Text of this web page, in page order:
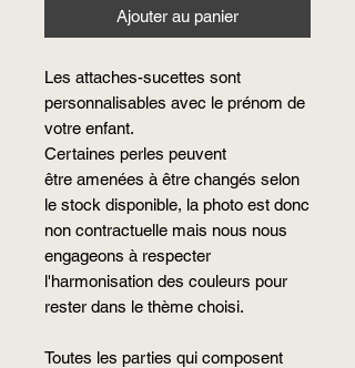
Ajouter au panier
Les attaches-sucettes sont
personnalisables avec le prénom de
votre enfant.
Certaines perles peuvent
être amenées à être changés selon
le stock disponible, la photo est donc
non contractuelle mais nous nous
engageons à respecter
l'harmonisation des couleurs pour
rester dans le thème choisi.
Toutes les parties qui composent